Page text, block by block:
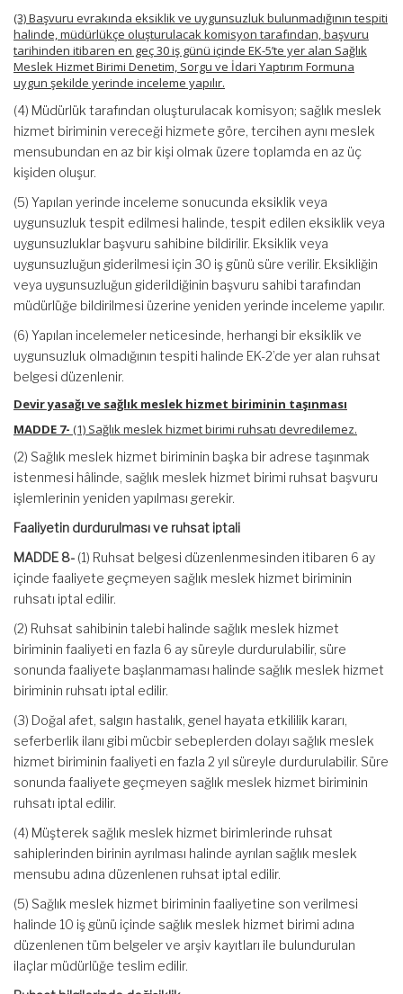
(3) Başvuru evrakında eksiklik ve uygunsuzluk bulunmadığının tespiti
halinde, müdürlükçe oluşturulacak komisyon tarafından, başvuru
tarihinden itibaren en geç 30 iş günü içinde EK-5’te yer alan Sağlık
Meslek Hizmet Birimi Denetim, Sorgu ve İdari Yaptırım Formuna
uygun şekilde yerinde inceleme yapılır.
(4) Müdürlük tarafından oluşturulacak komisyon; sağlık meslek
hizmet biriminin vereceği hizmete göre, tercihen aynı meslek
mensubundan en az bir kişi olmak üzere toplamda en az üç
kişiden oluşur.
(5) Yapılan yerinde inceleme sonucunda eksiklik veya
uygunsuzluk tespit edilmesi halinde, tespit edilen eksiklik veya
uygunsuzluklar başvuru sahibine bildirilir. Eksiklik veya
uygunsuzluğun giderilmesi için 30 iş günü süre verilir. Eksikliğin
veya uygunsuzluğun giderildiğinin başvuru sahibi tarafından
müdürlüğe bildirilmesi üzerine yeniden yerinde inceleme yapılır.
(6) Yapılan incelemeler neticesinde, herhangi bir eksiklik ve
uygunsuzluk olmadığının tespiti halinde EK-2’de yer alan ruhsat
belgesi düzenlenir.
Devir yasağı ve sağlık meslek hizmet biriminin taşınması
MADDE 7- (1) Sağlık meslek hizmet birimi ruhsatı devredilemez.
(2) Sağlık meslek hizmet biriminin başka bir adrese taşınmak
istenmesi hâlinde, sağlık meslek hizmet birimi ruhsat başvuru
işlemlerinin yeniden yapılması gerekir.
Faaliyetin durdurulması ve ruhsat iptali
MADDE 8- (1) Ruhsat belgesi düzenlenmesinden itibaren 6 ay
içinde faaliyete geçmeyen sağlık meslek hizmet biriminin
ruhsatı iptal edilir.
(2) Ruhsat sahibinin talebi halinde sağlık meslek hizmet
biriminin faaliyeti en fazla 6 ay süreyle durdurulabilir, süre
sonunda faaliyete başlanmaması halinde sağlık meslek hizmet
biriminin ruhsatı iptal edilir.
(3) Doğal afet, salgın hastalık, genel hayata etkililik kararı,
seferberlik ilanı gibi mücbir sebeplerden dolayı sağlık meslek
hizmet biriminin faaliyeti en fazla 2 yıl süreyle durdurulabilir. Süre
sonunda faaliyete geçmeyen sağlık meslek hizmet biriminin
ruhsatı iptal edilir.
(4) Müşterek sağlık meslek hizmet birimlerinde ruhsat
sahiplerinden birinin ayrılması halinde ayrılan sağlık meslek
mensubu adına düzenlenen ruhsat iptal edilir.
(5) Sağlık meslek hizmet biriminin faaliyetine son verilmesi
halinde 10 iş günü içinde sağlık meslek hizmet birimi adına
düzenlenen tüm belgeler ve arşiv kayıtları ile bulundurulan
ilaçlar müdürlüğe teslim edilir.